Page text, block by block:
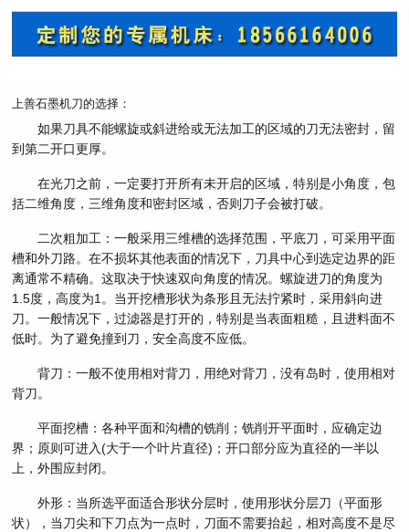
上善石墨机刀的选择：
如果刀具不能螺旋或斜进给或无法加工的区域的刀无法密封，留
到第二开口更厚。
在光刀之前，一定要打开所有未开启的区域，特别是小角度，包
括二维角度，三维角度和密封区域，否则刀子会被打破。
二次粗加工：一般采用三维槽的选择范围，平底刀，可采用平面
槽和外刀路。在不损坏其他表面的情况下，刀具中心到选定边界的距
离通常不精确。这取决于快速双向角度的情况。螺旋进刀的角度为
1.5度，高度为1。当开挖槽形状为条形且无法拧紧时，采用斜向进
刀。一般情况下，过滤器是打开的，特别是当表面粗糙，且进料面不
低时。为了避免撞到刀，安全高度不应低。
背刀：一般不使用相对背刀，用绝对背刀，没有岛时，使用相对
背刀。
平面挖槽：各种平面和沟槽的铣削；铣削开平面时，应确定边
界；原则可进入(大于一个叶片直径)；开口部分应为直径的一半以
上，外围应封闭。
外形：当所选平面适合形状分层时，使用形状分层刀（平面形
状），当刀尖和下刀点为一点时，刀面不需要抬起，相对高度不是尽